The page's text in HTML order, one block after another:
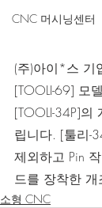
CNC 머시닝센터
(주)아이*스 기
[TOOLI-69] 모
[TOOLI-34P]
립니다. [툴리-
제외하고 Pin
드를 장착한
소형 CNC